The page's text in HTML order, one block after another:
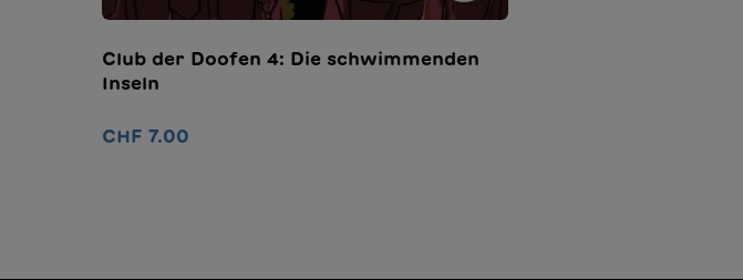
Club der Doofen 4: Die schwimmenden
Inseln
CHF 7.00